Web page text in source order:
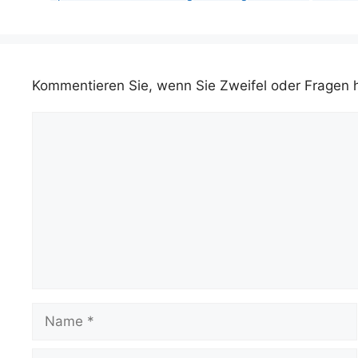
Kommentieren Sie, wenn Sie Zweifel oder Fragen
Name